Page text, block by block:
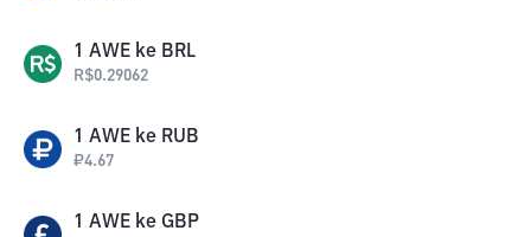
1 AWE ke BRL
R$0.29062
1 AWE ke RUB
₽4.67
1 AWE ke GBP